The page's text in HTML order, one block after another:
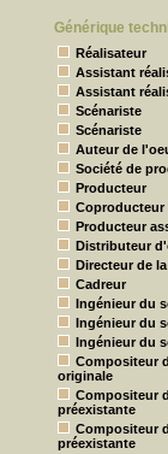
Générique
Réalisateur
Assistant
Assistant
Scénariste
Scénariste
Auteur de
Société de
Producteur
Coproducteur
Producteur
Distributeur
Directeur de
Cadreur
Ingénieur du
Ingénieur du
Ingénieur du
Compositeur
originale
Compositeur
préexistante
Compositeur
préexistante